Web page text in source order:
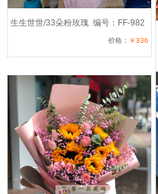
生生世世/33朵粉玫瑰 编号：FF-982
价格： ￥336